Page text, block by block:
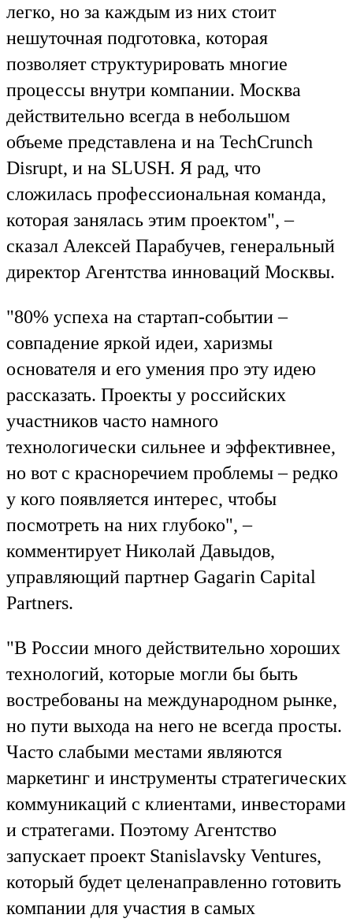
легко, но за каждым из них стоит
нешуточная подготовка, которая
позволяет структурировать многие
процессы внутри компании. Москва
действительно всегда в небольшом
объеме представлена и на TechCrunch
Disrupt, и на SLUSH. Я рад, что
сложилась профессиональная команда,
которая занялась этим проектом", –
сказал Алексей Парабучев, генеральный
директор Агентства инноваций Москвы.
"80% успеха на стартап-событии –
совпадение яркой идеи, харизмы
основателя и его умения про эту идею
рассказать. Проекты у российских
участников часто намного
технологически сильнее и эффективнее,
но вот с красноречием проблемы – редко
у кого появляется интерес, чтобы
посмотреть на них глубоко", –
комментирует Николай Давыдов,
управляющий партнер Gagarin Capital
Partners.
"В России много действительно хороших
технологий, которые могли бы быть
востребованы на международном рынке,
но пути выхода на него не всегда просты.
Часто слабыми местами являются
маркетинг и инструменты стратегических
коммуникаций с клиентами, инвесторами
и стратегами. Поэтому Агентство
запускает проект Stanislavsky Ventures,
который будет целенаправленно готовить
компании для участия в самых